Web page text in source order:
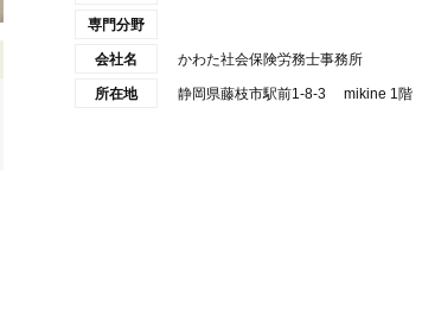
専門分野
会社名 かわた社会保険労務士事務所
所在地 静岡県藤枝市駅前1-8-3 mikine 1階